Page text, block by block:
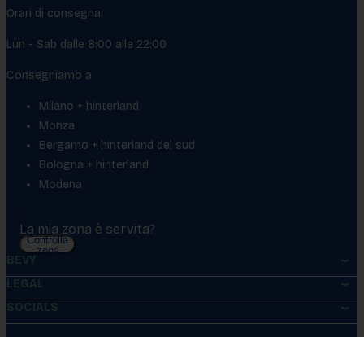
Orari di consegna
Lun - Sab dalle 8:00 alle 22:00
Consegniamo a
Milano + hinterland
Monza
Bergamo + hinterland del sud
Bologna + hinterland
Modena
La mia zona è servita?
Controlla
zona
BEVY
LEGAL
SOCIALS